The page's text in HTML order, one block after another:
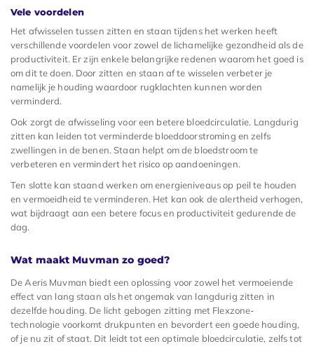
Vele voordelen
Het afwisselen tussen zitten en staan tijdens het werken heeft
verschillende voordelen voor zowel de lichamelijke gezondheid als de
productiviteit. Er zijn enkele belangrijke redenen waarom het goed is
om dit te doen. Door zitten en staan af te wisselen verbeter je
namelijk je houding waardoor rugklachten kunnen worden
verminderd.
Ook zorgt de afwisseling voor een betere bloedcirculatie. Langdurig
zitten kan leiden tot verminderde bloeddoorstroming en zelfs
zwellingen in de benen. Staan helpt om de bloedstroom te
verbeteren en vermindert het risico op aandoeningen.
Ten slotte kan staand werken om energieniveaus op peil te houden
en vermoeidheid te verminderen. Het kan ook de alertheid verhogen,
wat bijdraagt aan een betere focus en productiviteit gedurende de
dag.
Wat maakt Muvman zo goed?
De Aeris Muvman biedt een oplossing voor zowel het vermoeiende
effect van lang staan als het ongemak van langdurig zitten in
dezelfde houding. De licht gebogen zitting met Flexzone-
technologie voorkomt drukpunten en bevordert een goede houding,
of je nu zit of staat. Dit leidt tot een optimale bloedcirculatie, zelfs tot